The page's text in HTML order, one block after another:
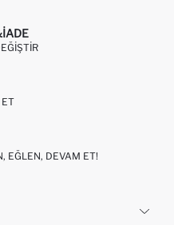
ET
EĞLEN, DEVAM ET!